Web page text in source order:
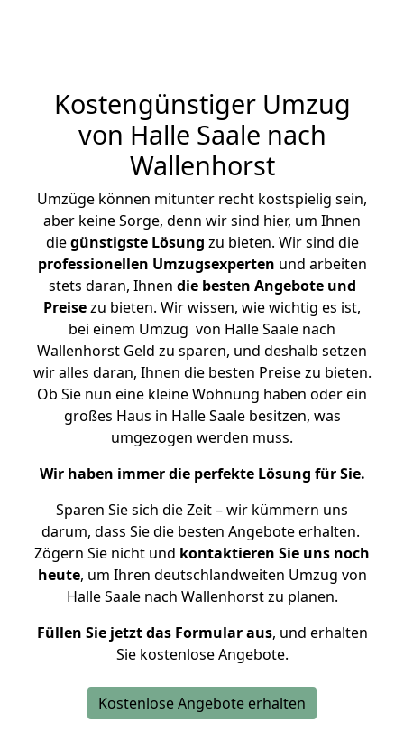
Kostengünstiger Umzug
von Halle Saale nach
Wallenhorst
Umzüge können mitunter recht kostspielig sein,
aber keine Sorge, denn wir sind hier, um Ihnen
diegünstigste Lösung zu bieten. Wir sind die
professionellen Umzugsexperten und arbeiten
stets daran, Ihnen die besten Angebote und
Preisezu bieten. Wir wissen, wie wichtig es ist,
bei einem Umzug von Halle Saale nach
Wallenhorst Geld zu sparen, und deshalb setzen
wir alles daran, Ihnen die besten Preise zu bieten.
Ob Sie nun eine kleine Wohnung haben oder ein
großes Haus in Halle Saale besitzen, was
umgezogen werden muss.
Wir haben immer die perfekte Lösung für Sie.
Sparen Sie sich die Zeit – wir kümmern uns
darum, dass Sie die besten Angebote erhalten.
Zögern Sie nicht und kontaktieren Sie uns noch
heute, um Ihren deutschlandweiten Umzug von
Halle Saale nach Wallenhorst zu planen.
Füllen Sie jetzt das Formular aus, und erhalten
Sie kostenlose Angebote.
Kostenlose Angebote erhalten